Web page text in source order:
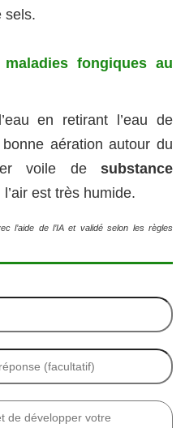
sels.
fongiques au
en retirant l’eau de
aération autour du
voile de substance
l’air est très humide.
l’aide de l’IA et validé selon les règles